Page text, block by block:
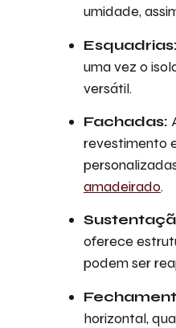
umidade,
Esquadrias:
uma vez o
versátil.
Fachadas:
revestimento
amadeirado.
oferece
podem ser
horizontal,